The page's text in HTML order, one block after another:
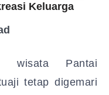
Keluarga
wisata Pantai
tetap digemari